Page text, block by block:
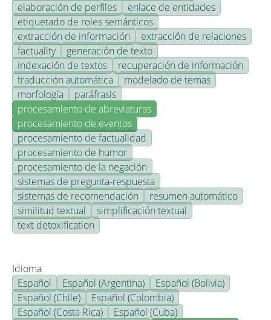
elaboración de perfiles
enlace de entidades
etiquetado de roles semánticos
extracción de información
extracción de relaciones
factuality
generación de texto
indexación de textos
recuperación de información
traducción automática
modelado de temas
morfología
paráfrasis
procesamiento de abreviaturas
procesamiento de eventos
procesamiento de factualidad
procesamiento de humor
procesamiento de la negación
sistemas de pregunta-respuesta
sistemas de recomendación
resumen automático
similitud textual
simplificación textual
text detoxification
Idioma
Español
Español (Argentina)
Español (Bolivia)
Español (Chile)
Español (Colombia)
Español (Costa Rica)
Español (Cuba)